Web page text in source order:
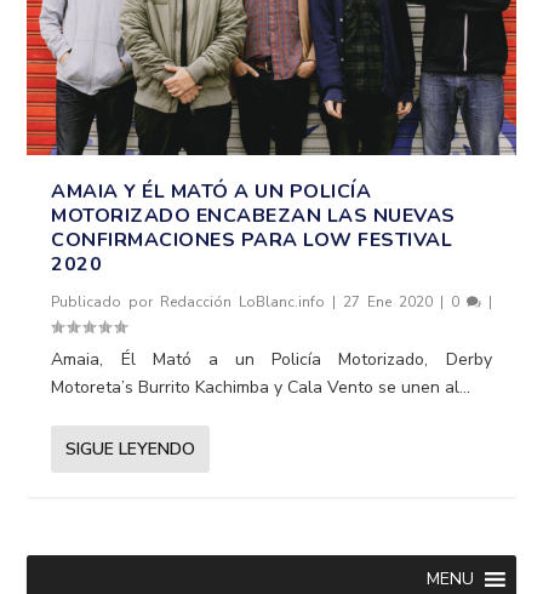
AMAIA Y ÉL MATÓ A UN POLICÍA
MOTORIZADO ENCABEZAN LAS NUEVAS
CONFIRMACIONES PARA LOW FESTIVAL
2020
Publicado por Redacción LoBlanc.info | 27 Ene 2020| 0 |
Amaia, Él Mató a un Policía Motorizado, Derby
Motoreta’s Burrito Kachimba y Cala Vento se unen al...
SIGUE LEYENDO
MENU